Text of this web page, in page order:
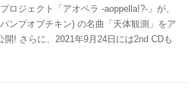
ロジェクト「アオペラ -aoppella!?-」が、
ンプオブチキン) の名曲「天体観測」をア
開! さらに、2021年9月24日には2nd CDも